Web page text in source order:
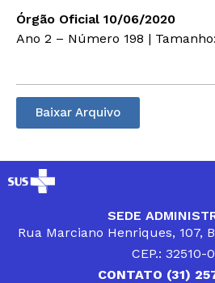
Órgão Oficial 10/06/2020
Ano 2 – Número 198 |
Baixar Arquivo
SEDE
Rua Marciano Henriques, 107,
CEP.: 32510-
CONTATO (31)